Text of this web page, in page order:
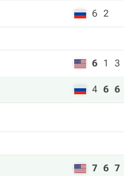
6 2
6 1 3
4 6 6
7 6 7